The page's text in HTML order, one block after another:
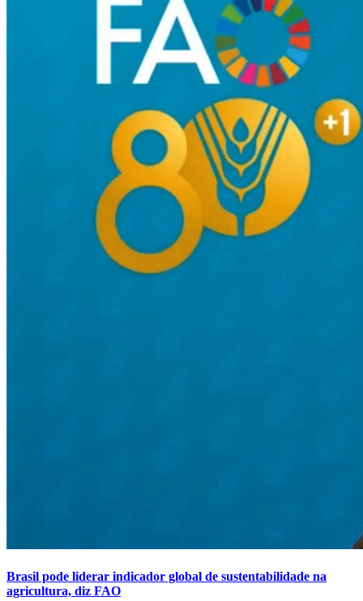
Brasil pode liderar indicador global de sustentabilidade na
agricultura, diz FAO